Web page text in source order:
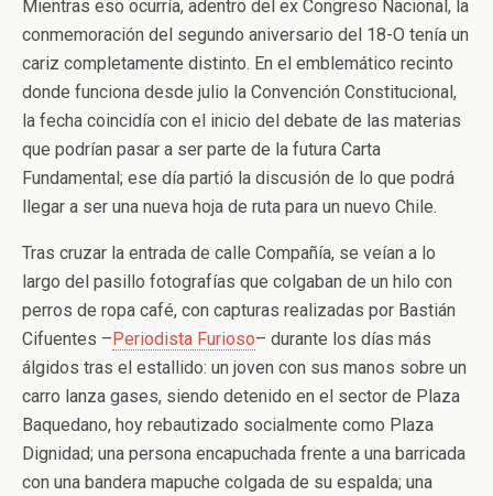
Mientras eso ocurría, adentro del ex Congreso Nacional, la
conmemoración del segundo aniversario del 18-O tenía un
cariz completamente distinto. En el emblemático recinto
donde funciona desde julio la Convención Constitucional,
la fecha coincidía con el inicio del debate de las materias
que podrían pasar a ser parte de la futura Carta
Fundamental; ese día partió la discusión de lo que podrá
llegar a ser una nueva hoja de ruta para un nuevo Chile.
Tras cruzar la entrada de calle Compañía, se veían a lo
largo del pasillo fotografías que colgaban de un hilo con
perros de ropa café, con capturas realizadas por Bastián
Cifuentes – Periodista Furioso– durante los días más
álgidos tras el estallido: un joven con sus manos sobre un
carro lanza gases, siendo detenido en el sector de Plaza
Baquedano, hoy rebautizado socialmente como Plaza
Dignidad; una persona encapuchada frente a una barricada
con una bandera mapuche colgada de su espalda; una